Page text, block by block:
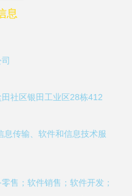
息
社区银田工业区28栋412
息传输、软件和信息技术服
售；软件销售；软件开发；